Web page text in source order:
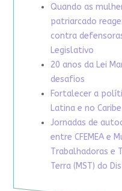
Quando as
patriarcado
contra
Legislativo
20 anos da Lei
desafios
Fortalecer a
Latina e no Caribe
Jornadas de
entre CFEMEA e
Trabalhadoras e
Terra (MST) do